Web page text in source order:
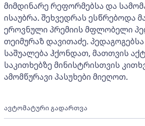
მიმდინარე რეფორმებსა და
ისაუბრა. შეხვედრას ესწრებოდა
ეროვნული პრემიის მფლობელი
თეიმურაზ დავითაძე.
საშუალება ჰქონდათ, მათთვის
საკითხებზე მინისტრისთვის
ამომწურავი პასუხები მიეღოთ.
ავტომატური გადართვა